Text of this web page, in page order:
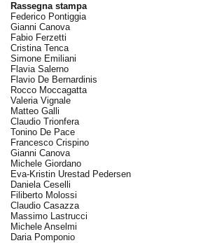
Rassegna stampa
Federico Pontiggia
Gianni Canova
Fabio Ferzetti
Cristina Tenca
Simone Emiliani
Flavia Salerno
Flavio De Bernardinis
Rocco Moccagatta
Valeria Vignale
Matteo Galli
Claudio Trionfera
Tonino De Pace
Francesco Crispino
Gianni Canova
Michele Giordano
Eva-Kristin Urestad Pedersen
Daniela Ceselli
Filiberto Molossi
Claudio Casazza
Massimo Lastrucci
Michele Anselmi
Daria Pomponio